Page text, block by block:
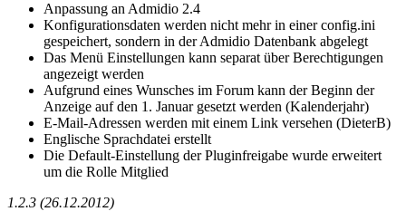
Anpassung an Admidio 2.4
Konfigurationsdaten werden nicht mehr in einer config.ini
gespeichert, sondern in der Admidio Datenbank abgelegt
Das Menü Einstellungen kann separat über Berechtigungen
angezeigt werden
Aufgrund eines Wunsches im Forum kann der Beginn der
Anzeige auf den 1. Januar gesetzt werden (Kalenderjahr)
E-Mail-Adressen werden mit einem Link versehen (DieterB)
Englische Sprachdatei erstellt
Die Default-Einstellung der Pluginfreigabe wurde erweitert
um die Rolle Mitglied
1.2.3 (26.12.2012)